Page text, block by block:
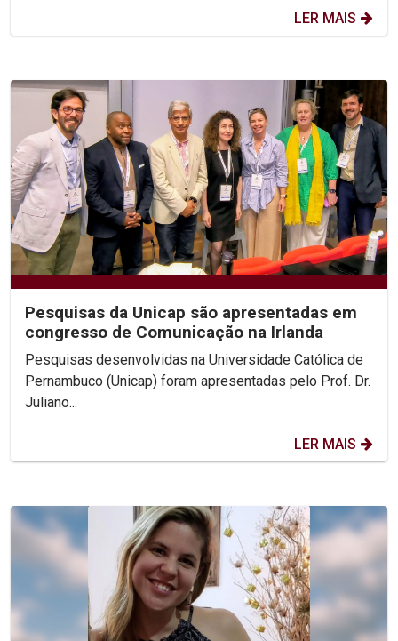
LER MAIS
Pesquisas da Unicap são apresentadas em
congresso de Comunicação na Irlanda
Pesquisas desenvolvidas na Universidade Católica de
Pernambuco (Unicap) foram apresentadas pelo Prof. Dr.
Juliano...
LER MAIS